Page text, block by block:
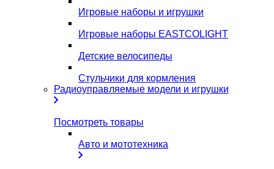
Игровые наборы и игрушки
Игровые наборы EASTCOLIGHT
Детские велосипеды
Стульчики для кормления
Радиоуправляемые модели и игрушки
Посмотреть товары
Авто и мототехника